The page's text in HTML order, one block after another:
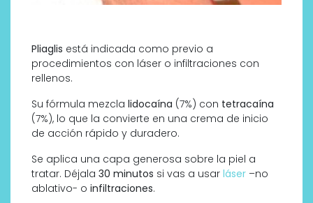
Pliaglis está indicada como previo a
procedimientos con láser o infiltraciones con
rellenos.
Su fórmula mezcla lidocaína (7%) con tetracaína
(7%), lo que la convierte en una crema de inicio
de acción rápido y duradero.
Se aplica una capa generosa sobre la piel a
tratar. Déjala 30 minutos si vas a usar láser –no
ablativo- o infiltraciones.